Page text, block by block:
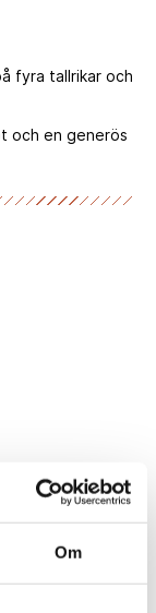
Om
fyra tallrikar och
och en generös